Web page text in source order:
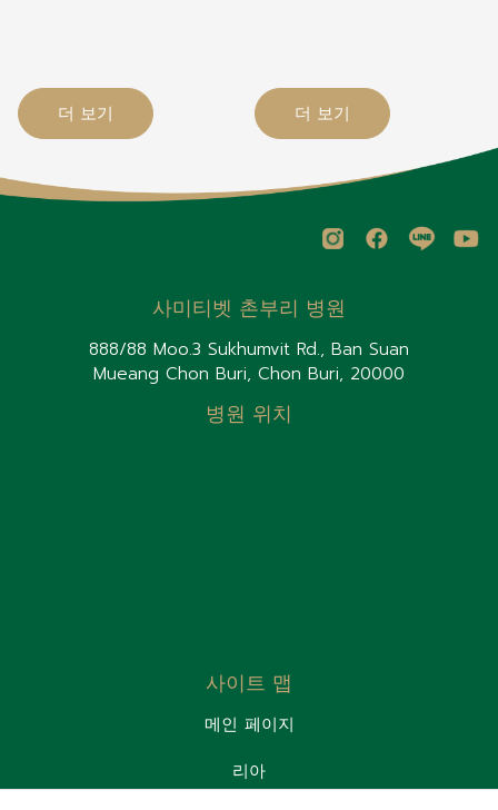
더 보기 더 보기
사미티벳 촌부리 병원
888/88 Moo.3 Sukhumvit Rd., Ban Suan
Mueang Chon Buri, Chon Buri, 20000
병원 위치
사이트 맵
메인 페이지
리아